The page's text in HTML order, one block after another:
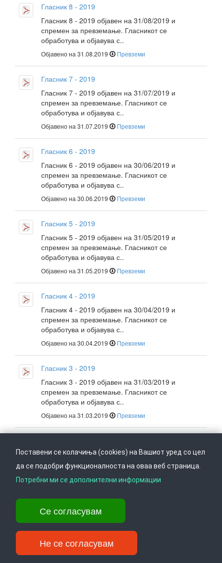
Гласник 8 - 2019
Гласник 8 - 2019 објавен на 31/08/2019 и
спремен за превземање. Гласникот се
обработува и објавува с..
Објавено на 31.08.2019 Превземи
Гласник 7 - 2019
Гласник 7 - 2019 објавен на 31/07/2019 и
спремен за превземање. Гласникот се
обработува и објавува с..
Објавено на 31.07.2019 Превземи
Гласник 6 - 2019
Гласник 6 - 2019 објавен на 30/06/2019 и
спремен за превземање. Гласникот се
обработува и објавува с..
Објавено на 30.06.2019 Превземи
Гласник 5 - 2019
Гласник 5 - 2019 објавен на 31/05/2019 и
спремен за превземање. Гласникот се
обработува и објавува с..
Објавено на 31.05.2019 Превземи
Гласник 4 - 2019
Гласник 4 - 2019 објавен на 30/04/2019 и
спремен за превземање. Гласникот се
обработува и објавува с..
Објавено на 30.04.2019 Превземи
Гласник 3 - 2019
Гласник 3 - 2019 објавен на 31/03/2019 и
спремен за превземање. Гласникот се
обработува и објавува с..
Објавено на 31.03.2019 Превземи
Гласник 2 - 2019 објавен на 28/02/2019 и
спремен за превземање. Гласникот се
Гласник 1 - 2019
спремен за превземање. Гласникот се
обработува и објавува с..
Поставени се колачиња (cookies) на Вашиот уред со цел
да се подобри функционалноста на оваа веб страница.
Потребни ми се дополнителни информации
Се согласувам
Не се согласувам